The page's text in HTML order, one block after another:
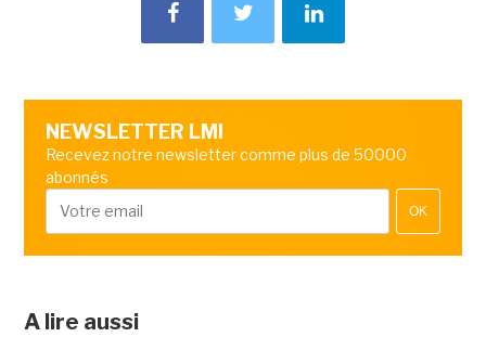
NEWSLETTER LMI
Recevez notre newsletter comme plus de 50000
abonnés
OK
A lire aussi